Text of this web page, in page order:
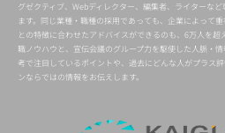
グゼクティブ、Webディレクター、編集者、ライターな
ます。同じ業種・職種の採用であっても、企業によって
との特徴に合わせたアドバイスができるのも、6万人を
職ノウハウと、宣伝会議のグループ力を駆使した人脈・
考で注目しているポイントや、過去にどんな人がプラス
ンならではの情報をお伝えします。